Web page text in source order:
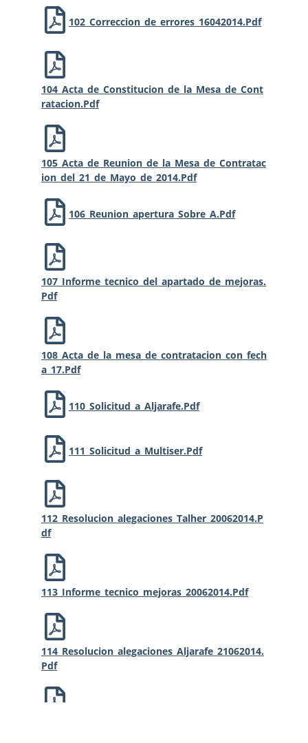
102_Correccion_de_errores_16042014.pdf
104_Acta_de_Constitucion_de_la_Mesa_de_Cont
Ratacion.pdf
105_Acta_de_Reunion_de_la_Mesa_de_Contratac
Ion_del_21_de_Mayo_de_2014.pdf
106_Reunion_apertura_Sobre_A.pdf
107_Informe_tecnico_del_apartado_de_mejoras.
Pdf
108_Acta_de_la_mesa_de_contratacion_con_fech
A_17.pdf
110_Solicitud_a_Aljarafe.pdf
111_Solicitud_a_Multiser.pdf
112_Resolucion_alegaciones_Talher_20062014.p
Df
113_Informe_tecnico_mejoras_20062014.pdf
114_Resolucion_alegaciones_Aljarafe_21062014.
Pdf